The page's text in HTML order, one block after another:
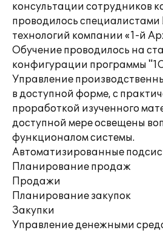
консультации сотрудников
проводилось
технологий компании «1-й
Обучение проводилось на
конфигурации программы
Управление
в доступной форме, с
проработкой изученного
доступной мере освещены
функционалом системы.
Автоматизированные
Планирование продаж
Продажи
Планирование закупок
Закупки
Управление денежными